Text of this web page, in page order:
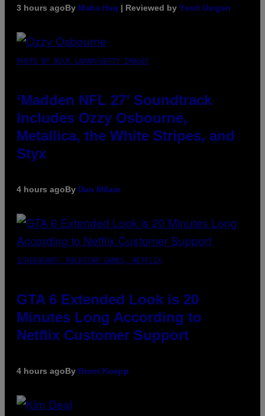
3 hours agoBy Maha Haq | Reviewed by Ysolt Usigan
PHOTO BY NICK LAHAM/GETTY IMAGES
‘Madden NFL 27’ Soundtrack
Includes Ozzy Osbourne,
Metallica, the White Stripes, and
Styx
4 hours agoBy Dan Milam
SCREENSHOT: ROCKSTAR GAMES, NETFLIX
GTA 6 Extended Look is 20
Minutes Long According to
Netflix Customer Support
4 hours agoBy Brent Koepp